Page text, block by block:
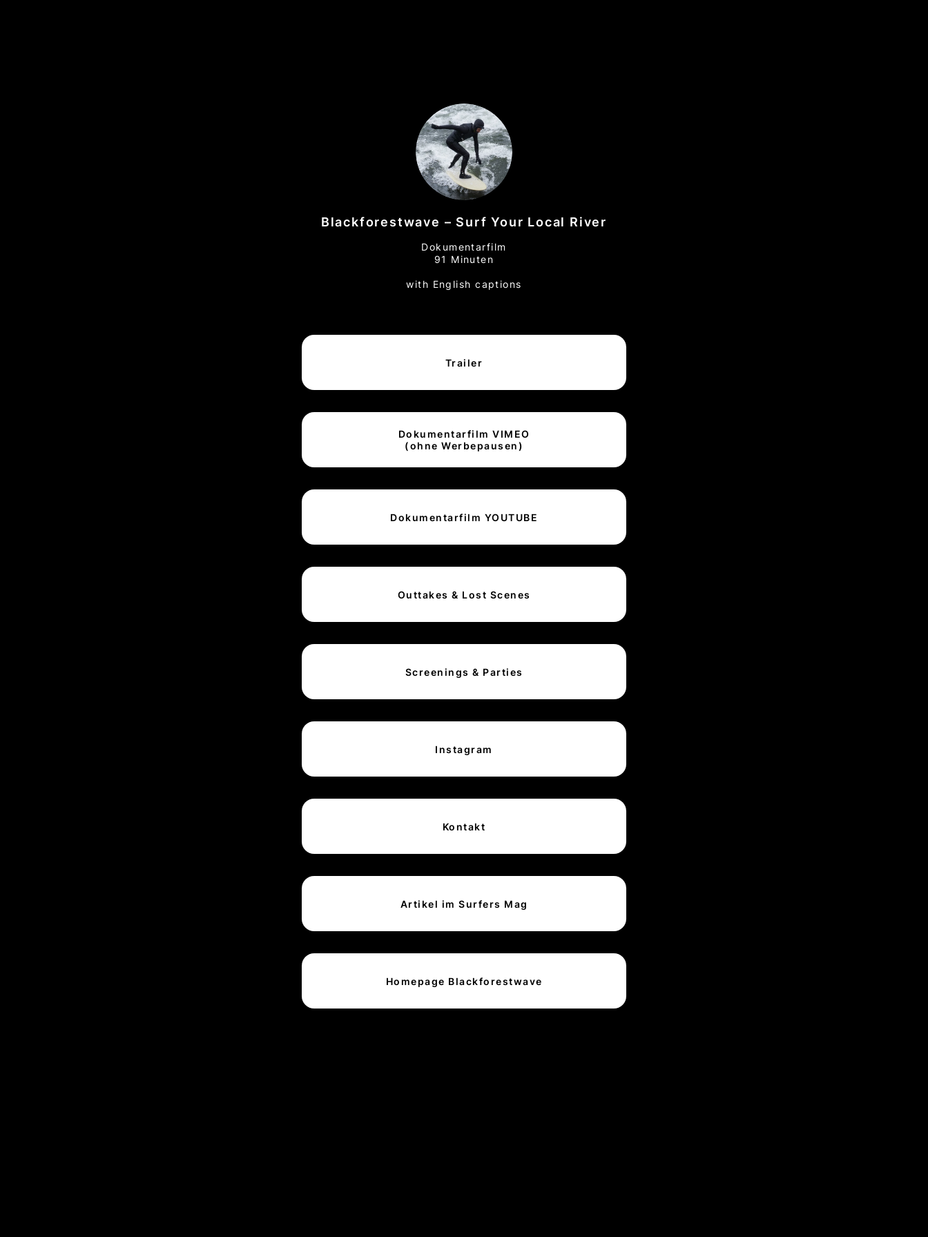
Blackforestwave – Surf Your Local River
Dokumentarfilm
91 Minuten
with English captions
Trailer
Dokumentarfilm VIMEO
(ohne Werbepausen)
Dokumentarfilm YOUTUBE
Outtakes & Lost Scenes
Screenings & Parties
Instagram
Kontakt
Artikel im Surfers Mag
Homepage Blackforestwave